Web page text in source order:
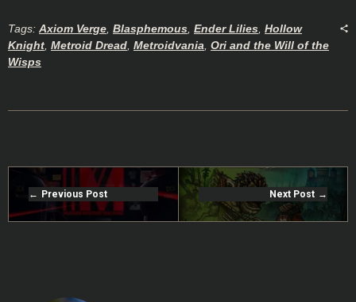
Tags: Axiom Verge Blasphemous Ender Lilies Hollow
Knight Metroid Dread Metroidvania Ori and the Will of the
Wisps
Previous Post Next Post